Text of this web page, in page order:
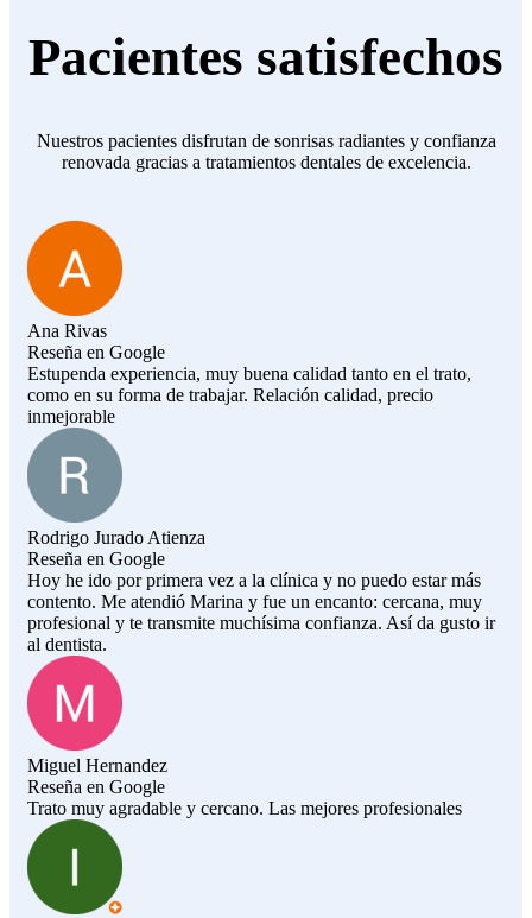
Pacientes satisfechos
Nuestros pacientes disfrutan de sonrisas radiantes y confianza
renovada gracias a tratamientos dentales de excelencia.
Ana Rivas
Reseña en Google
Estupenda experiencia, muy buena calidad tanto en el trato,
como en su forma de trabajar. Relación calidad, precio
inmejorable
Rodrigo Jurado Atienza
Reseña en Google
Hoy he ido por primera vez a la clínica y no puedo estar más
contento. Me atendió Marina y fue un encanto: cercana, muy
profesional y te transmite muchísima confianza. Así da gusto ir
al dentista.
Miguel Hernandez
Reseña en Google
Trato muy agradable y cercano. Las mejores profesionales